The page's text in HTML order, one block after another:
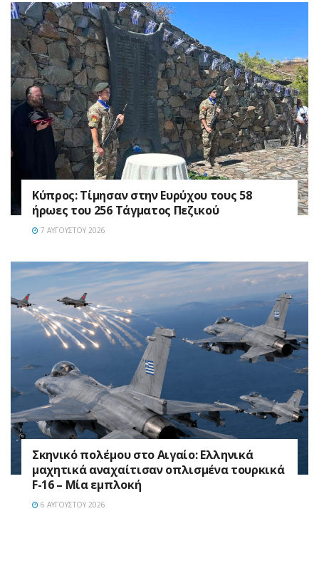
Κύπρος: Τίμησαν στην Ευρύχου τους 58
ήρωες του 256 Τάγματος Πεζικού
7 ΑΥΓΟΎΣΤΟΥ 2026
Σκηνικό πολέμου στο Αιγαίο: Ελληνικά
μαχητικά αναχαίτισαν οπλισμένα τουρκικά
F-16 – Μία εμπλοκή
6 ΑΥΓΟΎΣΤΟΥ 2026